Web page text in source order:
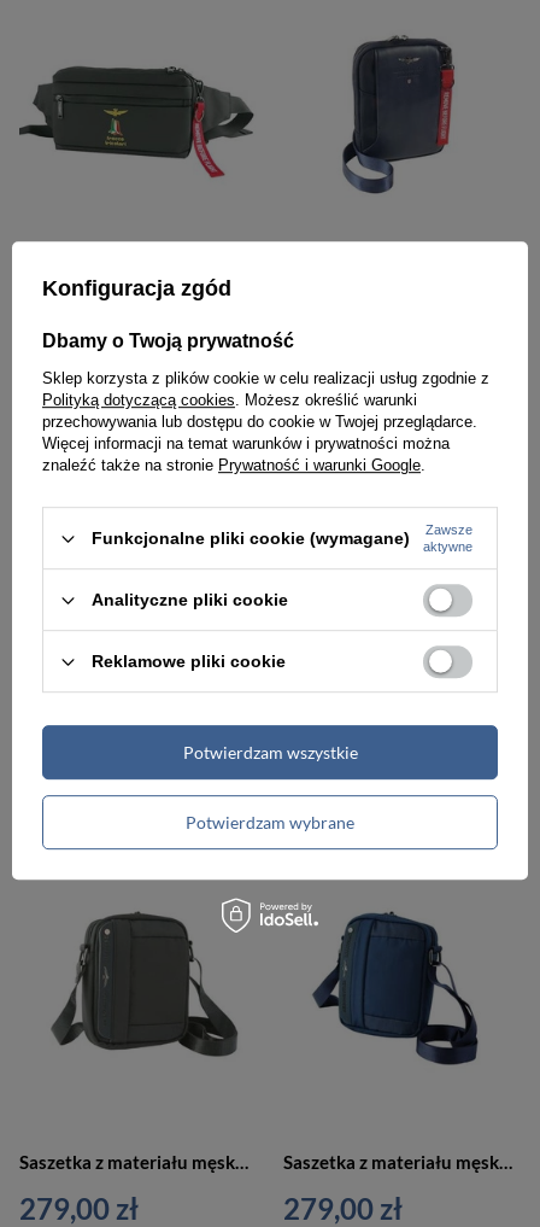
249,00 zł 299,00 zł
Saszetka podróżna z materiału unisex Dielle AV 10 nerka na pasku beżowa
79,99 zł 249,00 zł
Saszetka z materiału męska Aeronautica Militare Airspace AM-510 NE na ramię czarna
279,00 zł
Saszetka z materiału męska Aeronautica Militare Airspace AM-510 BL na ramię granatowa
279,00 zł
Konfiguracja zgód
Dbamy o Twoją prywatność
Sklep korzysta z plików cookie w celu realizacji usług zgodnie z
Polityką dotyczącą cookies. Możesz określić warunki
przechowywania lub dostępu do cookie w Twojej przeglądarce.
Więcej informacji na temat warunków i prywatności można
znaleźć także na stronie Prywatność i warunki Google.
Funkcjonalne pliki cookie (wymagane)
Zawsze
aktywne
Analityczne pliki cookie
Reklamowe pliki cookie
Potwierdzam wybrane
Potwierdzam wszystkie